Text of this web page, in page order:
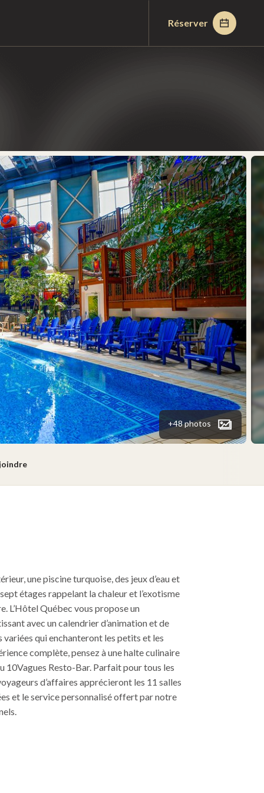
Réserver
+48 photos
une piscine turquoise, des jeux d’eau et
étages rappelant la chaleur et l’exotisme
L’Hôtel Québec vous propose un
avec un calendrier d’animation et de
qui enchanteront les petits et les
complète, pensez à une halte culinaire
10Vagues Resto-Bar. Parfait pour tous les
d’affaires apprécieront les 11 salles
et le service personnalisé offert par notre